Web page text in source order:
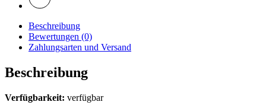
Beschreibung
Bewertungen (0)
Zahlungsarten und Versand
Beschreibung
Verfügbarkeit: verfügbar